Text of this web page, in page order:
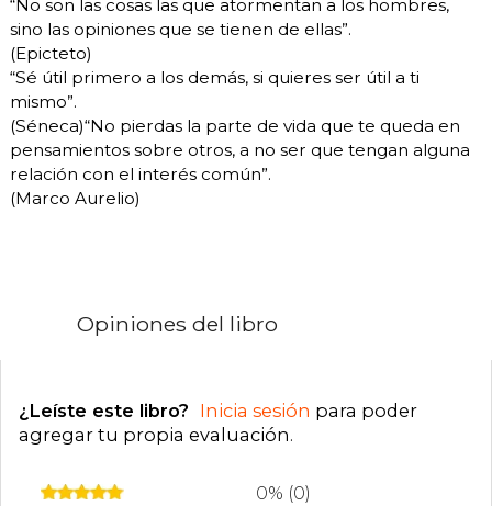
“No son las cosas las que atormentan a los hombres,
sino las opiniones que se tienen de ellas”.
(Epicteto)
“Sé útil primero a los demás, si quieres ser útil a ti
mismo”.
(Séneca)“No pierdas la parte de vida que te queda en
pensamientos sobre otros, a no ser que tengan alguna
relación con el interés común”.
(Marco Aurelio)
Opiniones del libro
¿Leíste este libro? Inicia sesión para poder
agregar tu propia evaluación.
0% (0)